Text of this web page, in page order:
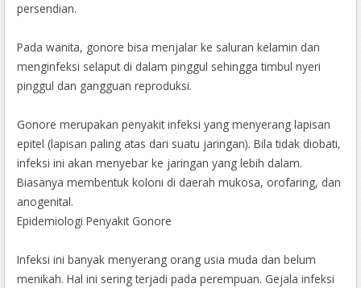
persendian.
Pada wanita, gonore bisa menjalar ke saluran kelamin dan
menginfeksi selaput di dalam pinggul sehingga timbul nyeri
pinggul dan gangguan reproduksi.
Gonore merupakan penyakit infeksi yang menyerang lapisan
epitel (lapisan paling atas dari suatu jaringan). Bila tidak diobati,
infeksi ini akan menyebar ke jaringan yang lebih dalam.
Biasanya membentuk koloni di daerah mukosa, orofaring, dan
anogenital.
Epidemiologi Penyakit Gonore
Infeksi ini banyak menyerang orang usia muda dan belum
menikah. Hal ini sering terjadi pada perempuan. Gejala infeksi